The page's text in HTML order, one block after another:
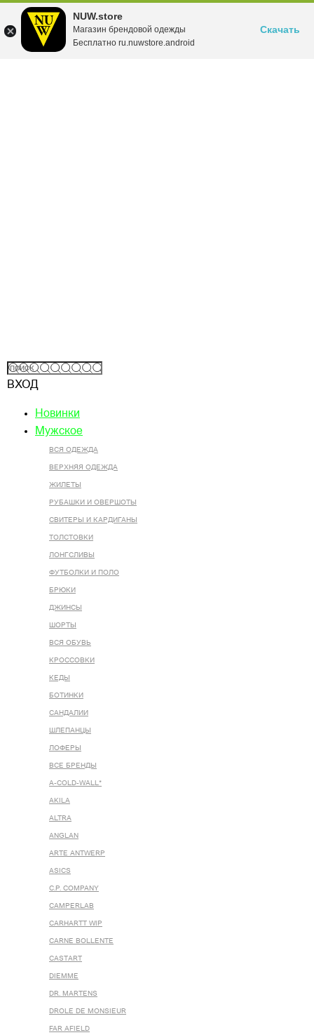
NUW.store
Магазин брендовой одежды
Бесплатно ru.nuwstore.android
Скачать
ВХОД
Новинки
Мужское
ВСЯ ОДЕЖДА
ВЕРХНЯЯ ОДЕЖДА
ЖИЛЕТЫ
РУБАШКИ И ОВЕРШОТЫ
СВИТЕРЫ И КАРДИГАНЫ
ТОЛСТОВКИ
ЛОНГСЛИВЫ
ФУТБОЛКИ И ПОЛО
БРЮКИ
ДЖИНСЫ
ШОРТЫ
ВСЯ ОБУВЬ
КРОССОВКИ
КЕДЫ
БОТИНКИ
САНДАЛИИ
ШЛЕПАНЦЫ
ЛОФЕРЫ
ВСЕ БРЕНДЫ
A-COLD-WALL*
AKILA
ALTRA
ANGLAN
ARTE ANTWERP
ASICS
C.P. COMPANY
CAMPERLAB
CARHARTT WIP
CARNE BOLLENTE
CASTART
DIEMME
DR. MARTENS
DROLE DE MONSIEUR
FAR AFIELD